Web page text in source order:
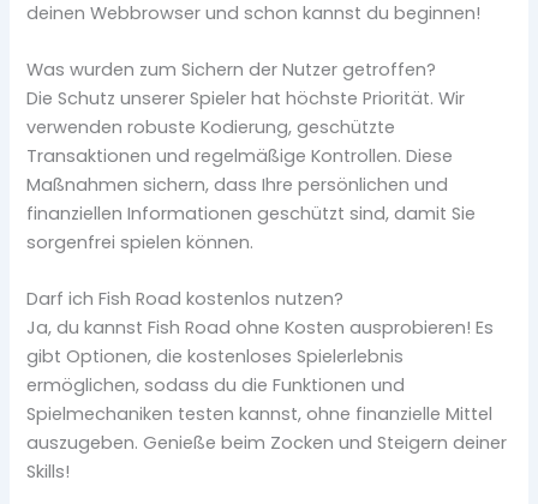
deinen Webbrowser und schon kannst du beginnen!
Was wurden zum Sichern der Nutzer getroffen?
Die Schutz unserer Spieler hat höchste Priorität. Wir
verwenden robuste Kodierung, geschützte
Transaktionen und regelmäßige Kontrollen. Diese
Maßnahmen sichern, dass Ihre persönlichen und
finanziellen Informationen geschützt sind, damit Sie
sorgenfrei spielen können.
Darf ich Fish Road kostenlos nutzen?
Ja, du kannst Fish Road ohne Kosten ausprobieren! Es
gibt Optionen, die kostenloses Spielerlebnis
ermöglichen, sodass du die Funktionen und
Spielmechaniken testen kannst, ohne finanzielle Mittel
auszugeben. Genieße beim Zocken und Steigern deiner
Skills!